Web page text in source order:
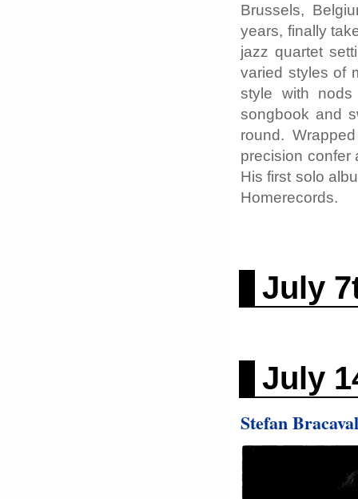
Brussels,
years, finally
jazz quartet
varied styles of
style with
songbook and
round.
precision confer
His first solo
Homerecords.
July
July
Stefan